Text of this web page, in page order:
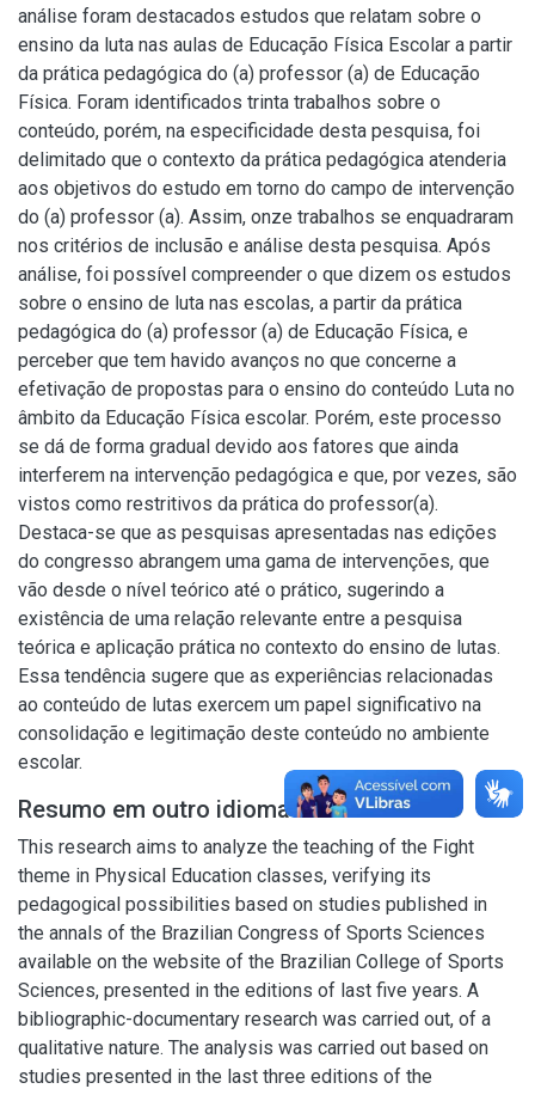
análise foram destacados estudos que relatam sobre o
ensino da luta nas aulas de Educação Física Escolar a partir
da prática pedagógica do (a) professor (a) de Educação
Física. Foram identificados trinta trabalhos sobre o
conteúdo, porém, na especificidade desta pesquisa, foi
delimitado que o contexto da prática pedagógica atenderia
aos objetivos do estudo em torno do campo de intervenção
do (a) professor (a). Assim, onze trabalhos se enquadraram
nos critérios de inclusão e análise desta pesquisa. Após
análise, foi possível compreender o que dizem os estudos
sobre o ensino de luta nas escolas, a partir da prática
pedagógica do (a) professor (a) de Educação Física, e
perceber que tem havido avanços no que concerne a
efetivação de propostas para o ensino do conteúdo Luta no
âmbito da Educação Física escolar. Porém, este processo
se dá de forma gradual devido aos fatores que ainda
interferem na intervenção pedagógica e que, por vezes, são
vistos como restritivos da prática do professor(a).
Destaca-se que as pesquisas apresentadas nas edições
do congresso abrangem uma gama de intervenções, que
vão desde o nível teórico até o prático, sugerindo a
existência de uma relação relevante entre a pesquisa
teórica e aplicação prática no contexto do ensino de lutas.
Essa tendência sugere que as experiências relacionadas
ao conteúdo de lutas exercem um papel significativo na
consolidação e legitimação deste conteúdo no ambiente
escolar.
Resumo em outro idioma
This research aims to analyze the teaching of the Fight
theme in Physical Education classes, verifying its
pedagogical possibilities based on studies published in
the annals of the Brazilian Congress of Sports Sciences
available on the website of the Brazilian College of Sports
Sciences, presented in the editions of last five years. A
bibliographic-documentary research was carried out, of a
qualitative nature. The analysis was carried out based on
studies presented in the last three editions of the